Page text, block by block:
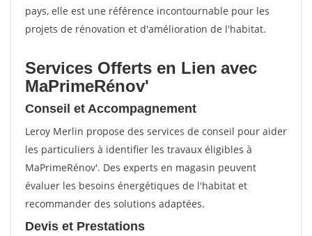
pays, elle est une référence incontournable pour les
projets de rénovation et d'amélioration de l'habitat.
Services Offerts en Lien avec
MaPrimeRénov'
Conseil et Accompagnement
Leroy Merlin propose des services de conseil pour aider
les particuliers à identifier les travaux éligibles à
MaPrimeRénov'. Des experts en magasin peuvent
évaluer les besoins énergétiques de l'habitat et
recommander des solutions adaptées.
Devis et Prestations